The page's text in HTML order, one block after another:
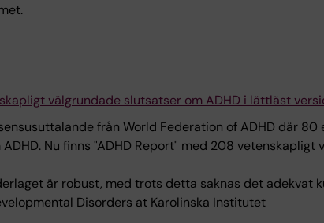
välgrundade slutsatser om ADHD i lättläst
från World Federation of ADHD där
Nu finns "ADHD Report" med 208
är robust, med trots detta saknas det adekvat
Disorders at Karolinska Institutet